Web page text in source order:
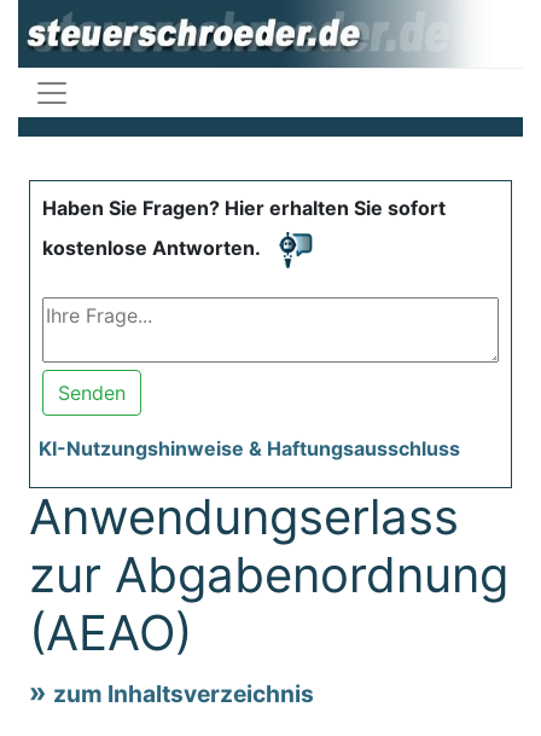
Haben Sie Fragen? Hier erhalten Sie sofort
kostenlose Antworten.
Senden
KI-Nutzungshinweise & Haftungsausschluss
Anwendungserlass
zur Abgabenordnung
(AEAO)
zum Inhaltsverzeichnis